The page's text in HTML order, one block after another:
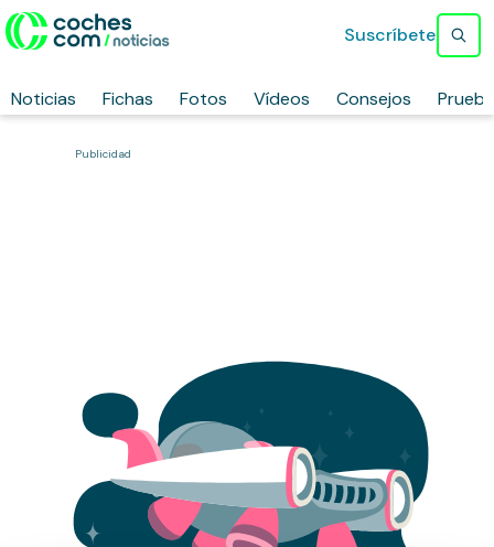
Noticias Fichas Fotos Vídeos Consejos
Suscríbete
Publicidad